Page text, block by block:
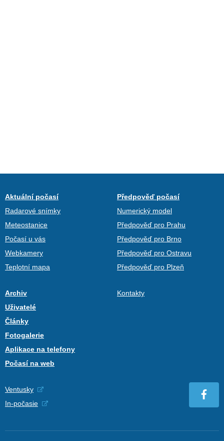
Aktuální počasí
Radarové snímky
Meteostanice
Počasí u vás
Webkamery
Teplotní mapa
Předpověď počasí
Numerický model
Předpověď pro Prahu
Předpověď pro Brno
Předpověď pro Ostravu
Předpověď pro Plzeň
Archiv
Uživatelé
Články
Fotogalerie
Aplikace na telefony
Počasí na web
Kontakty
Ventusky
In-počasie